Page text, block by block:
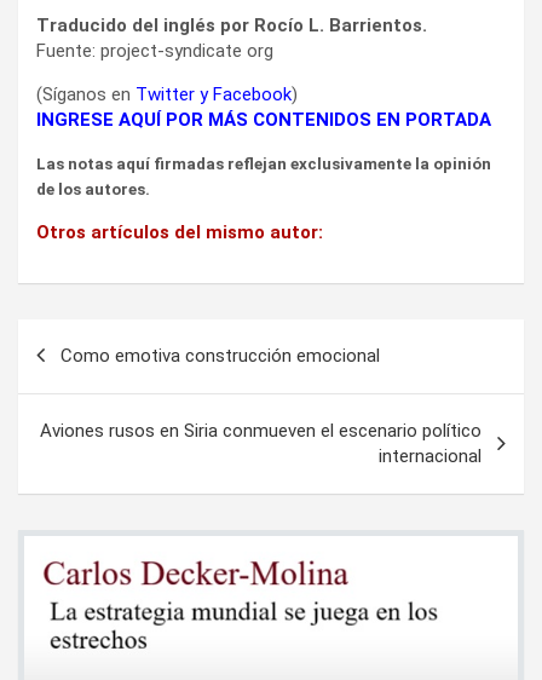
Traducido del inglés por Rocío L. Barrientos.
Fuente: project-syndicate org
(Síganos en Twitter yFacebook)
INGRESE AQUÍ POR MÁS CONTENIDOS EN PORTADA
Las notas aquí firmadas reflejan exclusivamente la opinión
de los autores.
Otros artículos del mismo autor:
entradas
Como emotiva construcción emocional
Aviones rusos en Siria conmueven el escenario político
internacional